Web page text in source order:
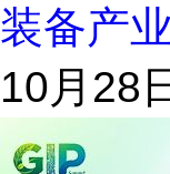
装备产
10月28